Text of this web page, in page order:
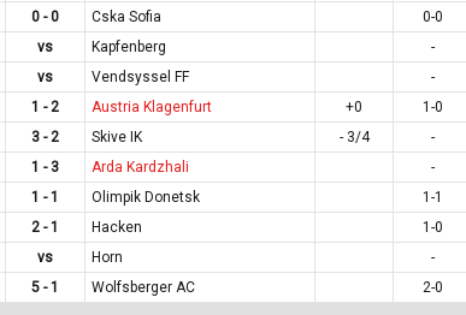
0 - 0 Cska Sofia
0-0
vs Kapfenberg
-
vs Vendsyssel FF
-
1 - 2 Austria Klagenfurt +0
1-0
3 - 2 Skive IK - 3/4
-
1 - 3 Arda Kardzhali
-
1 - 1 Olimpik Donetsk
1-1
2 - 1 Hacken
1-0
vs Horn
-
5 - 1 Wolfsberger AC
2-0